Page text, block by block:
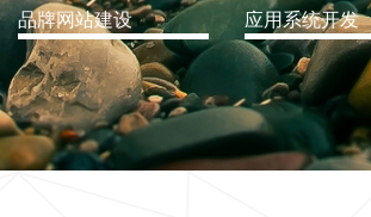
IT行业解决方案
信息爆炸时代，信息传递是否做到更新、更
快
品牌网站建设 应用系统开发